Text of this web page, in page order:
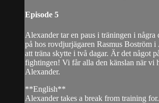
Episode 5
Alexander tar en paus i träningen i några
på hos rovdjurjägaren Rasmus Boström
att träna skytte i två dagar. Är det något
fightingen! Vi får alla den känslan när vi
Alexander.
**English**
Alexander takes a break from training